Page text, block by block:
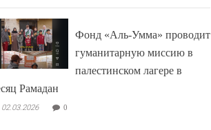
Фонд «Аль-Умма» проводит
гуманитарную миссию в
палестинском лагере в
Рамадан
02.03.2026 0